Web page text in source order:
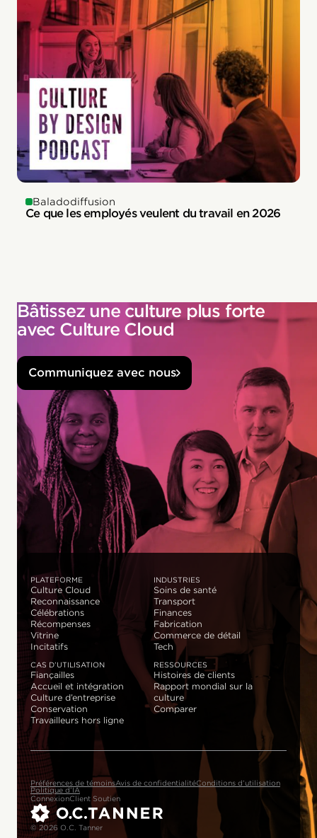
Baladodiffusion
Ce que les employés veulent du travail en 2026
Bâtissez une culture plus forte
avec Culture Cloud
Communiquez avec nous
PLATEFORME
Culture Cloud
Reconnaissance
Célébrations
Récompenses
Vitrine
Incitatifs
INDUSTRIES
Soins de santé
Transport
Finances
Fabrication
Commerce de détail
Tech
CAS D’UTILISATION
Fiançailles
Accueil et intégration
Culture d’entreprise
Conservation
Travailleurs hors ligne
RESSOURCES
Histoires de clients
Rapport mondial sur la
culture
Comparer
Préférences de témoinsAvis de confidentialitéConditions d’utilisation
Politique d’IA
ConnexionClient Soutien
© 2026 O.C. Tanner